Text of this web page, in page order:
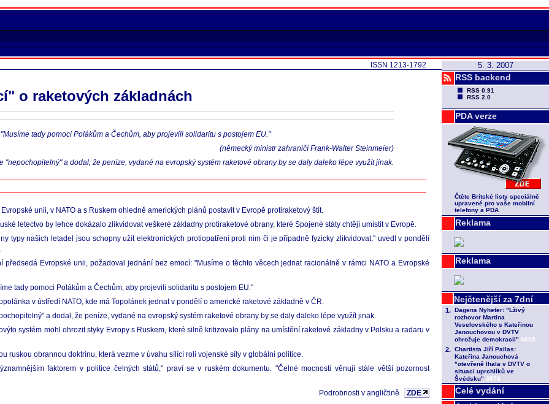
5. 3. 2007
RSS backend
RSS 0.91
RSS 2.0
PDA verze
Čtěte Britské listy speciálně
upravené pro vaše mobilní
telefony a PDA
Reklama
Reklama
Celé vydání
ISSN 1213-1792
o raketových základnách
tady pomoci Polákům a Čechům, aby projevili solidaritu s postojem EU."
(německý ministr zahraničí Frank-Walter Steinmeier)
a dodal, že peníze, vydané na evropský systém raketové obrany by se daly daleko lépe využít jinak.
unii, v NATO a s Ruskem ohledně amerických plánů postavit v Evropě protiraketový štít.
letectvo by lehce dokázalo zlikvidovat veškeré základny protiraketové obrany, které Spojené státy chtějí umístit v Evropě.
typy našich letadel jsou schopny užít elektronických protiopatření proti nim či je případně fyzicky zlikvidovat," uvedl v pondělí
Evropské unii, požadoval jednání bez emocí: "Musíme o těchto věcech jednat racionálně v rámci NATO a Evropské
tady pomoci Polákům a Čechům, aby projevili solidaritu s postojem EU."
v ústředí NATO, kde má Topolánek jednat v pondělí o americké raketové základně v ČR.
a dodal, že peníze, vydané na evropský systém raketové obrany by se daly daleko lépe využít jinak.
systém mohl ohrozit styky Evropy s Ruskem, které silně kritizovalo plány na umístění raketové základny v Polsku a radaru v
ruskou obrannou doktrínu, která vezme v úvahu sílící roli vojenské síly v globální politice.
faktorem v politice čelných států," praví se v ruském dokumentu. "Čelné mocnosti věnují stále větší pozornost
Podrobnosti v angličtině
ZDE